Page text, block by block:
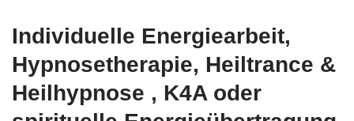
Individuelle Energiearbeit,
Hypnosetherapie, Heiltrance &
Heilhypnose , K4A oder